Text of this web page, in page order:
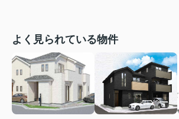
よく見られている物件